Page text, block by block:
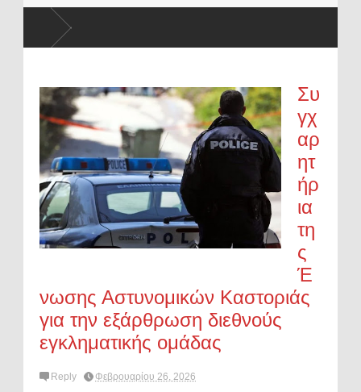
Συ
γχ
αρ
ητ
ήρ
ια
τη
ς
Έ
νωσης Αστυνομικών Καστοριάς
για την εξάρθρωση διεθνούς
εγκληματικής ομάδας
Reply Φεβρουαρίου 26, 2026